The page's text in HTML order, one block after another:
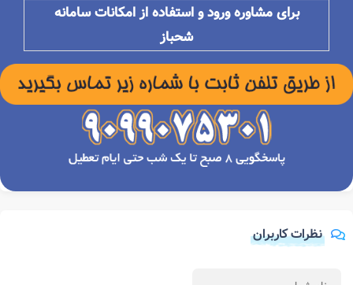
برای مشاوره ورود و استفاده از امکانات سامانه
شحباز
نظرات کاربران